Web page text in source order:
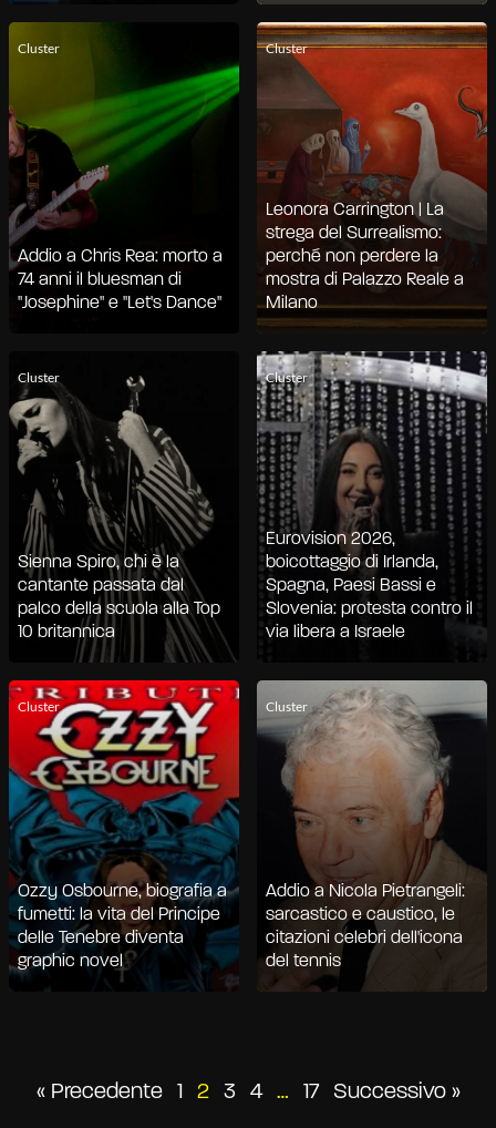
Cluster
Addio a Chris Rea: morto a
74 anni il bluesman di
"Josephine" e "Let's Dance"
Cluster
Leonora Carrington | La
strega del Surrealismo:
perché non perdere la
mostra di Palazzo Reale a
Milano
Cluster
Sienna Spiro, chi è la
cantante passata dal
palco della scuola alla Top
10 britannica
Cluster
Eurovision 2026,
boicottaggio di Irlanda,
Spagna, Paesi Bassi e
Slovenia: protesta contro il
via libera a Israele
Cluster
Ozzy Osbourne, biografia a
fumetti: la vita del Principe
delle Tenebre diventa
graphic novel
Cluster
Addio a Nicola Pietrangeli:
sarcastico e caustico, le
citazioni celebri dell'icona
del tennis
Paginazione
« Precedente 1 2 3 4 … 17 Successivo »